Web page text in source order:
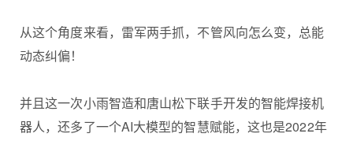
从这个角度来看，雷军两手抓，不管风向怎么变，总能
动态纠偏！
并且这一次小雨智造和唐山松下联手开发的智能焊接机
器人，还多了一个AI大模型的智慧赋能，这也是2022年